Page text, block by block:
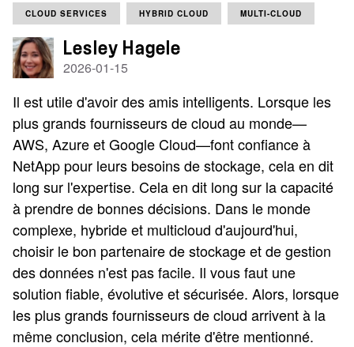
CLOUD SERVICES HYBRID CLOUD MULTI-CLOUD
Lesley Hagele
2026-01-15
Il est utile d'avoir des amis intelligents. Lorsque les
plus grands fournisseurs de cloud au monde—
AWS, Azure et Google Cloud—font confiance à
NetApp pour leurs besoins de stockage, cela en dit
long sur l'expertise. Cela en dit long sur la capacité
à prendre de bonnes décisions. Dans le monde
complexe, hybride et multicloud d'aujourd'hui,
choisir le bon partenaire de stockage et de gestion
des données n'est pas facile. Il vous faut une
solution fiable, évolutive et sécurisée. Alors, lorsque
les plus grands fournisseurs de cloud arrivent à la
même conclusion, cela mérite d'être mentionné.